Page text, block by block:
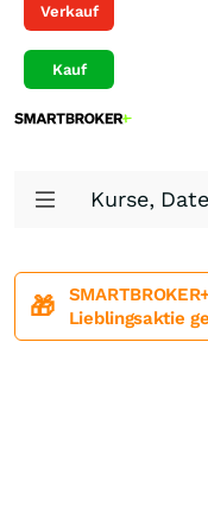
Verkauf
Kauf
Kurse,
🎁
Lieblingsaktie